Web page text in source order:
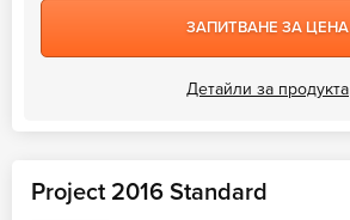
ЗАПИТВАНЕ ЗА ЦЕНА
Детайли за продукта
Project 2016 Standard